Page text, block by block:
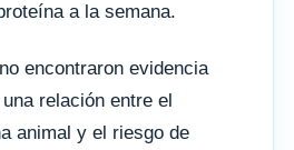
a la semana.
encontraron evidencia
relación entre el
animal y el riesgo de